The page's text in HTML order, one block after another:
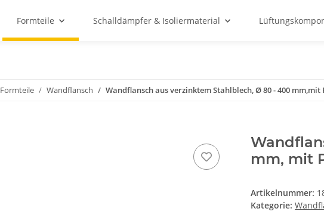
Formteile Schalldämpfer & Isoliermaterial
Formteile Wandflansch Wandflansch aus verzinktem Stahlblech, Ø 80 - 400
mm, mit
Artikelnummer:
Kategorie: